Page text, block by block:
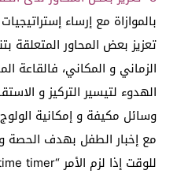
بالموازاة مع إرساء
تعزيز بعض المحاور
الزماني و المكاني، فالقاعة
الهدوء لتيسير التركيز و
وسائل مكيفة و إمكانية
مع إخبار الطفل بهدف